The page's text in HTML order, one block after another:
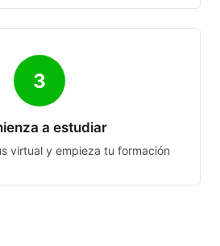
3
a estudiar
virtual y empieza tu formación